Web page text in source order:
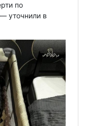
по
уточнили в